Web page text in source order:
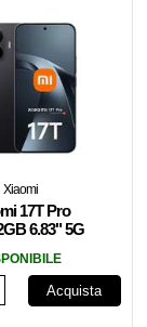
Xiaomi
17T Pro
6.83" 5G
Acquista